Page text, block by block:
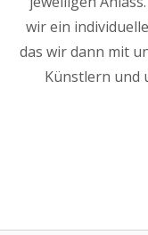
wir ein
das wir dann mit
Künstlern und